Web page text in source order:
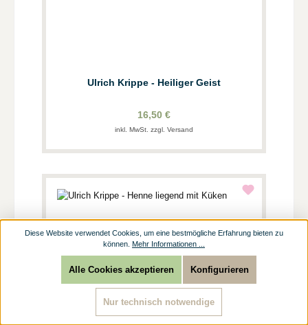
Ulrich Krippe - Heiliger Geist
16,50 €
inkl. MwSt. zzgl. Versand
Diese Website verwendet Cookies, um eine bestmögliche Erfahrung bieten zu
können. Mehr Informationen ...
Nur technisch notwendige
Konfigurieren
Alle Cookies akzeptieren